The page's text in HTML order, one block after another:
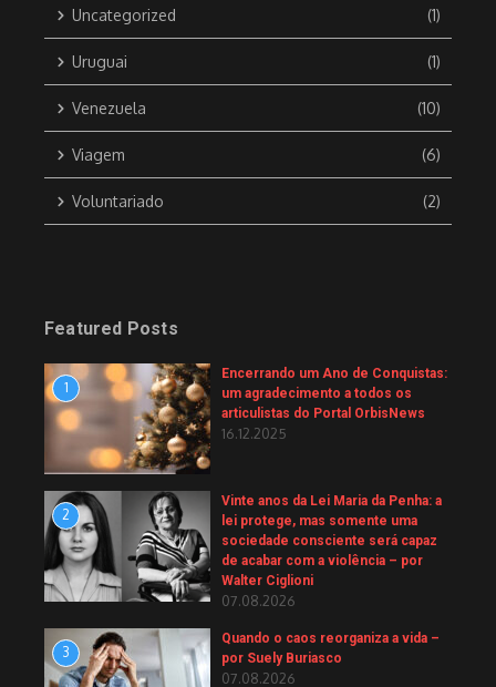
Uncategorized (1)
Uruguai (1)
Venezuela (10)
Viagem (6)
Voluntariado (2)
Featured Posts
1
Encerrando um Ano de Conquistas:
um agradecimento a todos os
articulistas do Portal OrbisNews
16.12.2025
2
Vinte anos da Lei Maria da Penha: a
lei protege, mas somente uma
sociedade consciente será capaz
de acabar com a violência – por
Walter Ciglioni
07.08.2026
3
Quando o caos reorganiza a vida –
por Suely Buriasco
07.08.2026